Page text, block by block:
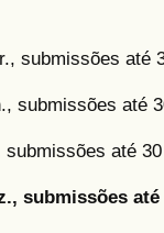
submissões até
submissões até
até
submissões